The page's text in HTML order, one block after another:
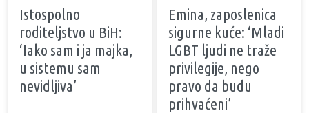
Istospolno
roditeljstvo u BiH:
‘Iako sam i ja majka,
u sistemu sam
nevidljiva’
Emina, zaposlenica
sigurne kuće: ‘Mladi
LGBT ljudi ne traže
privilegije, nego
pravo da budu
prihvaćeni’